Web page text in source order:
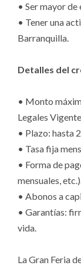
• Ser mayor de
• Tener una
Barranquilla.
Detalles del
• Monto
Legales
• Plazo: hasta
• Tasa fija
• Forma de
mensuales,
• Abonos a
• Garantías:
vida.
La Gran Feria